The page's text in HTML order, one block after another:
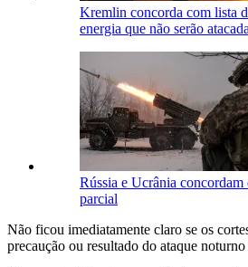
Kremlin concorda com lista
energia que não serão
Rússia e Ucrânia concordam
parcial
Não ficou imediatamente claro se os
precaução ou resultado do ataque